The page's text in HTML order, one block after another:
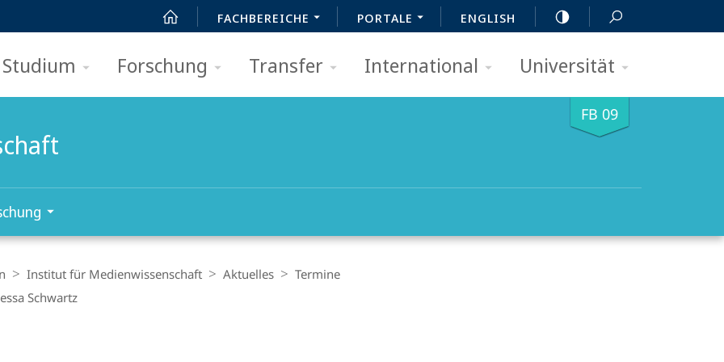
FACHBEREICHE PORTALE ENGLISH
Studium Forschung Transfer International Universität
FB 09
Institut für Medienwissenschaft Aktuelles
Termine
Schwartz